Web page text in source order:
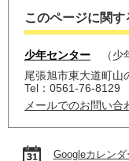
このページに関
少年センター
少
尾張旭市東大道町山
Tel：0561-76-8129
メールでのお問い合
Googleカレン